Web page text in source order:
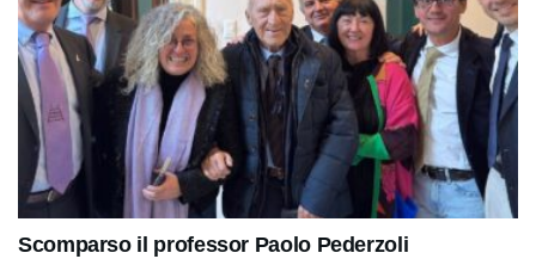
Scomparso il professor Paolo Pederzoli